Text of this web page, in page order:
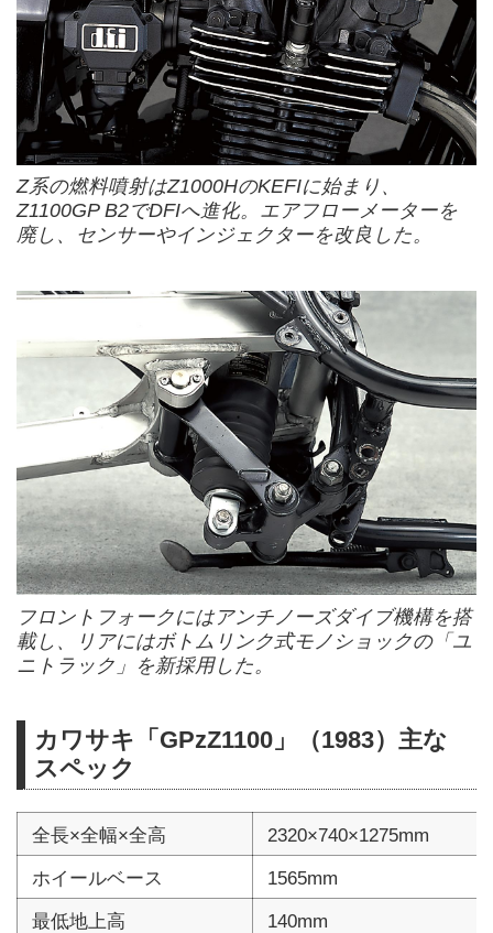
Z系の燃料噴射はZ1000HのKEFIに始まり、
Z1100GP B2でDFIへ進化。エアフローメーターを
廃し、センサーやインジェクターを改良した。
フロントフォークにはアンチノーズダイブ機構を搭
載し、リアにはボトムリンク式モノショックの「ユ
ニトラック」を新採用した。
カワサキ「GPzZ1100」（1983）主な
スペック
全長×全幅×全高
2320×740×1275mm
ホイールベース
1565mm
最低地上高
140mm